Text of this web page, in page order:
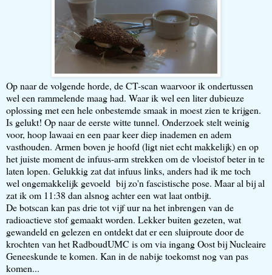
Op naar de volgende horde, de CT-scan waarvoor ik ondertussen
wel een rammelende maag had. Waar ik wel een liter dubieuze
oplossing met een hele onbestemde smaak in moest zien te krijgen.
Is gelukt! Op naar de eerste witte tunnel. Onderzoek stelt weinig
voor, hoop lawaai en een paar keer diep inademen en adem
vasthouden. Armen boven je hoofd (ligt niet echt makkelijk) en op
het juiste moment de infuus-arm strekken om de vloeistof beter in te
laten lopen. Gelukkig zat dat infuus links, anders had ik me toch
wel ongemakkelijk gevoeld bij zo'n fascistische pose. Maar al bij al
zat ik om 11:38 dan alsnog achter een wat laat ontbijt.
De botscan kan pas drie tot vijf uur na het inbrengen van de
radioactieve stof gemaakt worden. Lekker buiten gezeten, wat
gewandeld en gelezen en ontdekt dat er een sluiproute door de
krochten van het RadboudUMC is om via ingang Oost bij Nucleaire
Geneeskunde te komen. Kan in de nabije toekomst nog van pas
komen...